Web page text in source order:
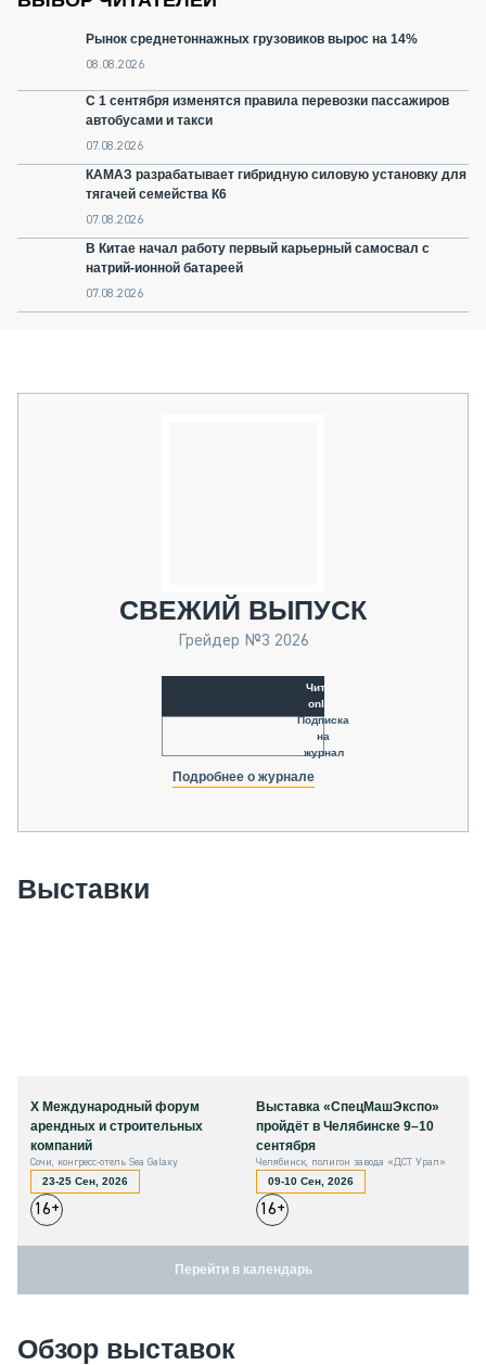
Рынок среднетоннажных грузовиков вырос на 14%
08.08.2026
С 1 сентября изменятся правила перевозки пассажиров
автобусами и такси
07.08.2026
КАМАЗ разрабатывает гибридную силовую установку для
тягачей семейства К6
07.08.2026
В Китае начал работу первый карьерный самосвал с
натрий-ионной батареей
07.08.2026
СВЕЖИЙ ВЫПУСК
Грейдер №3 2026
Читать
online
Подписка
на
журнал
Подробнее о журнале
Выставки
X Международный форум
арендных и строительных
компаний
Сочи, конгресс-отель Sea Galaxy
23-25 Сен, 2026
16+
Выставка «СпецМашЭкспо»
пройдёт в Челябинске 9–10
сентября
Челябинск, полигон завода «ДСТ Урал»
09-10 Сен, 2026
16+
Перейти в календарь
Обзор выставок